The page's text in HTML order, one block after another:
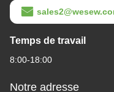
Temps de travail
8:00-18:00
Notre adresse